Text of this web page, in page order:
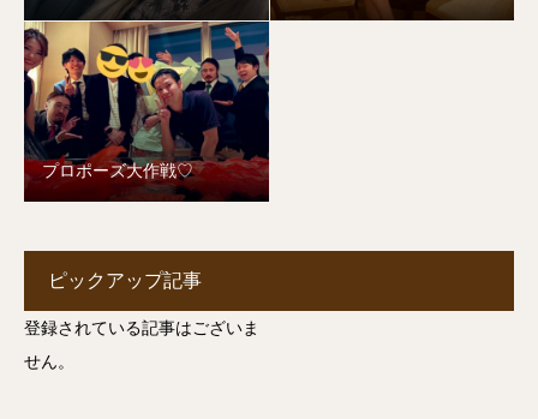
プロポーズ大作戦♡
ピックアップ記事
登録されている記事はございま
せん。